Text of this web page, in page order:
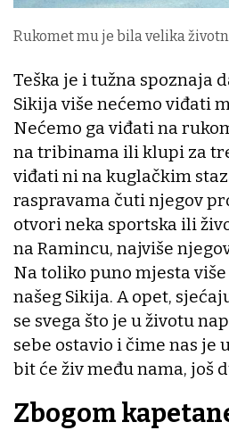
Rukomet mu je bila velika
Teška je i tužna spoznaja
Sikija više nećemo viđati
Nećemo ga viđati na
na tribinama ili klupi za
viđati ni na kuglačkim
raspravama čuti njegov
otvori neka sportska ili
na Ramincu, najviše
Na toliko puno mjesta
našeg Sikija. A opet,
se svega što je u životu
sebe ostavio i čime nas je
bit će živ među nama, još
Zbogom